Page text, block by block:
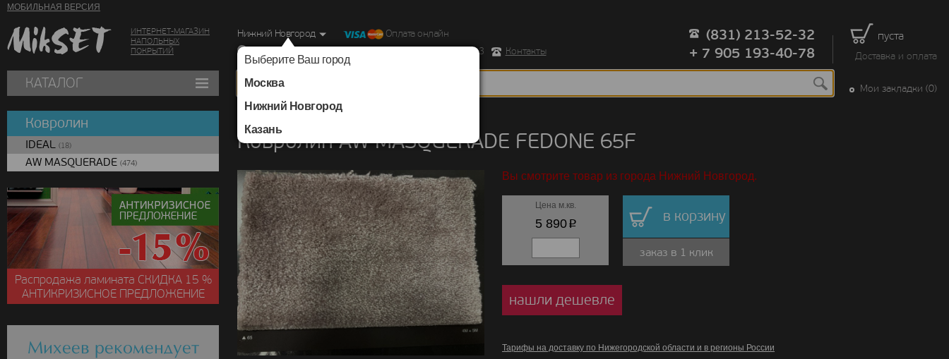
МОБИЛЬНАЯ ВЕРСИЯ
ИНТЕРНЕТ-МАГАЗИН
НАПОЛЬНЫХ
ПОКРЫТИЙ
пуста
Доставка и оплата
Нижний Новгород
Выберите Ваш город
Москва
Нижний Новгород
Казань
Оплата онлайн
г. Нижний Новгород, Ул. Республиканская д.43 корпус 3
Контакты
(831) 213-52-32
+ 7 905 193-40-78
КАТАЛОГ Мои закладки (0)
Ковролин AW MASQUERADE FEDONE 65F
Вы смотрите товар из города Нижний Новгород.
Цена м.кв.
5 890p в корзину
заказ в 1 клик
нашли дешевле
Тарифы на доставку по Нижегородской области и в регионы России
Ковролин
IDEAL (18)
AW MASQUERADE (474)
Распродажа ламината СКИДКА15 %
АНТИКРИЗИСНОЕ ПРЕДЛОЖЕНИЕ
Михеев рекомендует